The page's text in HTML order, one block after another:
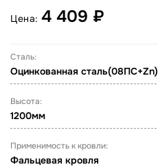
Цена: 4 409 ₽
Сталь:
Оцинкованная сталь(08ПС+Zn)
Высота:
1200мм
Применимость к кровли:
Фальцевая кровля